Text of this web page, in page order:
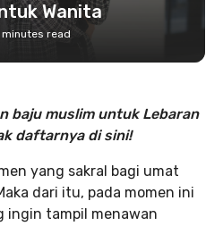
Wanita
minutes read
baju muslim untuk Lebaran
daftarnya di sini!
yang sakral bagi umat
dari itu, pada momen ini
ingin tampil menawan